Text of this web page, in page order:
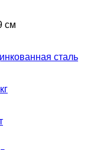
см
сталь